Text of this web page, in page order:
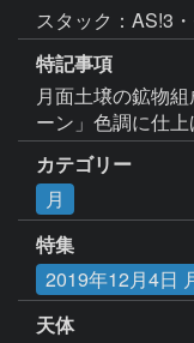
スタック：AS!3
特記事項
月面土壌の鉱物
ーン」色調に仕上
カテゴリー
月
特集
2019年12月4日
天体